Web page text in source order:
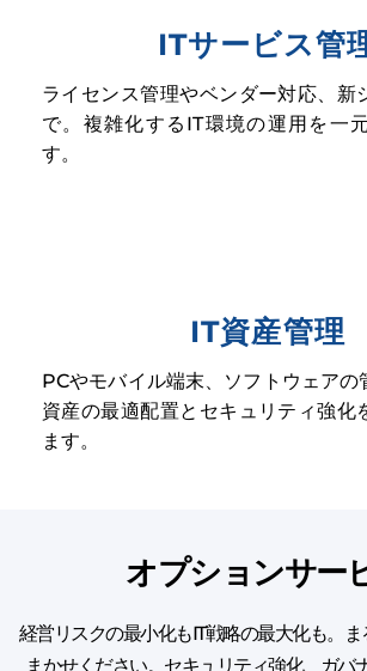
ITサービス管
ライセンス管理やベンダー対応、新
で。複雑化するIT環境の運用を一
す。
IT資産管理
PCやモバイル端末、ソフトウェアの
資産の最適配置とセキュリティ強化
ます。
オプションサー
経営リスクの最小化もIT戦略の最大化も。
まかせください。セキュリティ強化、ガバ